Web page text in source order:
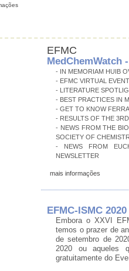
EFMC
MedChemWatch
- IN MEMORIAM HUIB
- EFMC VIRTUAL
- LITERATURE
- BEST PRACTICES IN
- GET TO KNOW
- RESULTS OF THE
- NEWS FROM THE
SOCIETY OF
- NEWS FROM
NEWSLETTER
mais informações
EFMC-ISMC
Embora o XXVI
temos o prazer de
de setembro de
2020 ou aqueles
gratuitamente do